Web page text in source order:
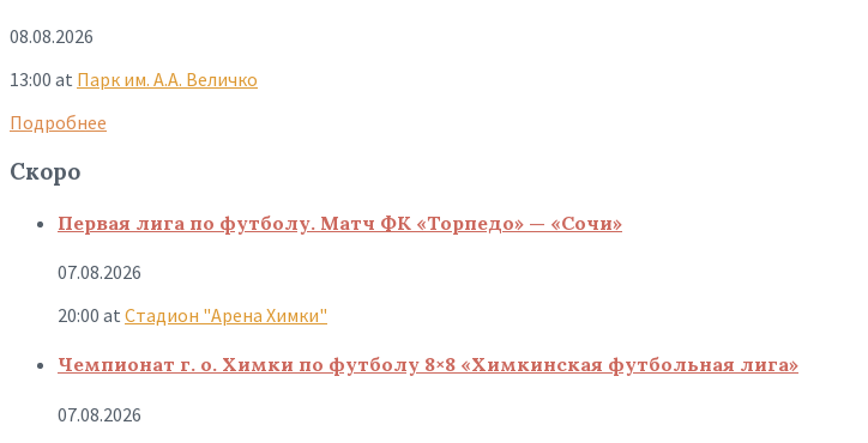
08.08.2026
13:00 at Парк им. А.А. Величко
Подробнее
Скоро
Первая лига по футболу. Матч ФК «Торпедо» — «Сочи»
07.08.2026
20:00 at Стадион "Арена Химки"
Чемпионат г. о. Химки по футболу 8×8 «Химкинская футбольная лига»
07.08.2026